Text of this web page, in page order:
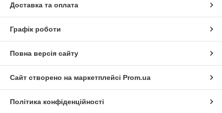
Доставка та оплата
Графік роботи
Повна версія сайту
Сайт створено на маркетплейсі Prom.ua
Політика конфіденційності